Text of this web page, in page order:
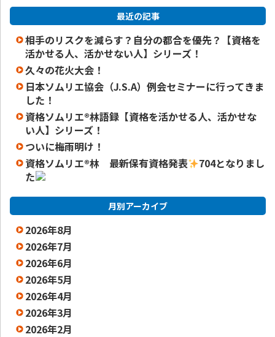
最近の記事
相手のリスクを減らす？自分の都合を優先？【資格を
活かせる人、活かせない人】シリーズ！
久々の花火大会！
日本ソムリエ協会（J.S.A）例会セミナーに行ってきま
した！
資格ソムリエ®️林語録【資格を活かせる人、活かせな
い人】シリーズ！
ついに梅雨明け！
資格ソムリエ®️林 最新保有資格発表
704となりまし
た
月別アーカイブ
2026年8月
2026年7月
2026年6月
2026年5月
2026年4月
2026年3月
2026年2月